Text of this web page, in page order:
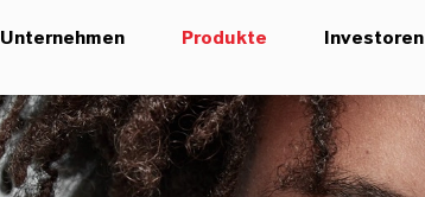
Unternehmen Produkte Investoren